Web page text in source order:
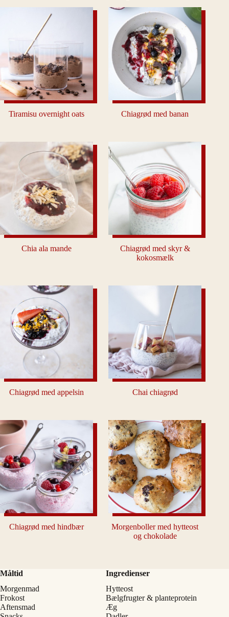
Tiramisu overnight oats Chiagrød med banan
Chia ala mande
Chiagrød med skyr &
kokosmælk
Chiagrød med appelsin Chai chiagrød
Chiagrød med hindbær
Morgenboller med hytteost
og chokolade
Måltid
Morgenmad
Frokost
Aftensmad
Ingredienser
Hytteost
Bælgfrugter & planteprotein
Æg